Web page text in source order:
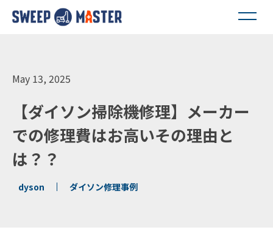
May 13, 2025
【ダイソン掃除機修理】メーカー
での修理費はお高いその理由と
は？？
dyson ダイソン修理事例